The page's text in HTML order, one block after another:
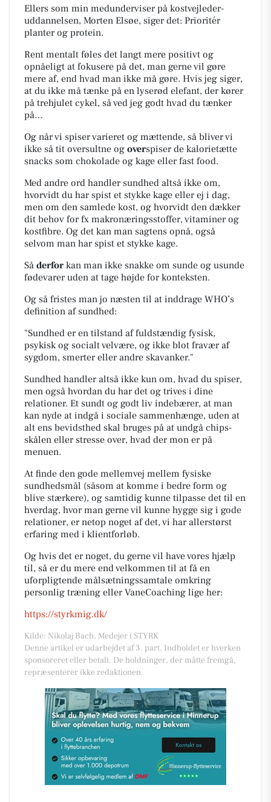
Ellers som min medunderviser på kostvejleder-
uddannelsen, Morten Elsøe, siger det: Prioritér
planter og protein.
Rent mentalt føles det langt mere positivt og
opnåeligt at fokusere på det, man gerne vil gøre
mere af, end hvad man ikke må gøre. Hvis jeg siger,
at du ikke må tænke på en lyserød elefant, der kører
på trehjulet cykel, så ved jeg godt hvad du tænker
på…
Og når vi spiser varieret og mættende, så bliver vi
ikke så tit oversultne og overspiser de kalorietætte
snacks som chokolade og kage eller fast food.
Med andre ord handler sundhed altså ikke om,
hvorvidt du har spist et stykke kage eller ej i dag,
men om den samlede kost, og hvorvidt den dækker
dit behov for fx makronæringsstoffer, vitaminer og
kostfibre. Og det kan man sagtens opnå, også
selvom man har spist et stykke kage.
Så derfor kan man ikke snakke om sunde og usunde
fødevarer uden at tage højde for konteksten.
Og så fristes man jo næsten til at inddrage WHO’s
definition af sundhed:
"Sundhed er en tilstand af fuldstændig fysisk,
psykisk og socialt velvære, og ikke blot fravær af
sygdom, smerter eller andre skavanker."
Sundhed handler altså ikke kun om, hvad du spiser,
men også hvordan du har det og trives i dine
relationer. Et sundt og godt liv indebærer, at man
kan nyde at indgå i sociale sammenhænge, uden at
alt ens bevidsthed skal bruges på at undgå chips-
skålen eller stresse over, hvad der mon er på
menuen.
At finde den gode mellemvej mellem fysiske
sundhedsmål (såsom at komme i bedre form og
blive stærkere), og samtidig kunne tilpasse det til en
hverdag, hvor man gerne vil kunne hygge sig i gode
relationer, er netop noget af det, vi har allerstørst
erfaring med i klientforløb.
Og hvis det er noget, du gerne vil have vores hjælp
til, så er du mere end velkommen til at få en
uforpligtende målsætningssamtale omkring
personlig træning eller VaneCoaching lige her:
https://styrkmig.dk/
Kilde: Nikolaj Bach, Medejer i STYRK
Denne artikel er udarbejdet af 3. part. Indholdet er hverken
sponsoreret eller betalt. De holdninger, der måtte fremgå,
repræsenterer ikke redaktionen.